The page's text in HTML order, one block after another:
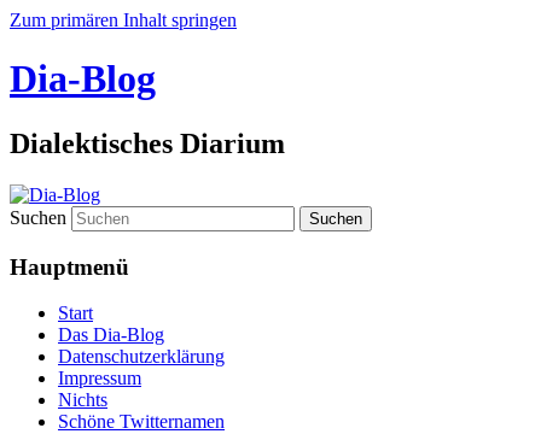
Zum primären Inhalt springen
Dia-Blog
Dialektisches Diarium
Suchen
Hauptmenü
Start
Das Dia-Blog
Datenschutzerklärung
Impressum
Nichts
Schöne Twitternamen